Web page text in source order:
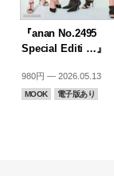
『anan No.2495
Special Editi …』
980円 — 2026.05.13
MOOK 電子版あり